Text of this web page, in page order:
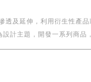
及延伸，利用衍生性產
計主題，開發一系列商